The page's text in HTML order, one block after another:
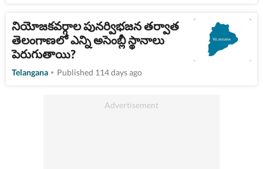
నియోజకవర్గాల పునర్విభజన తర్వాత
తెలంగాణలో ఎన్ని అసెంబ్లీ స్థానాలు
పెరుగుతాయి?
Telangana Published 114 days ago